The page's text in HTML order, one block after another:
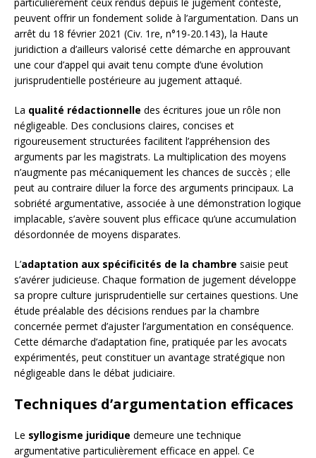
peuvent offrir un fondement solide à l’argumentation. Dans un
arrêt du 18 février 2021 (Civ. 1re, n°19-20.143), la Haute
juridiction a d’ailleurs valorisé cette démarche en approuvant
une cour d’appel qui avait tenu compte d’une évolution
jurisprudentielle postérieure au jugement attaqué.
La qualité rédactionnelle des écritures joue un rôle non
négligeable. Des conclusions claires, concises et
rigoureusement structurées facilitent l’appréhension des
arguments par les magistrats. La multiplication des moyens
n’augmente pas mécaniquement les chances de succès ; elle
peut au contraire diluer la force des arguments principaux. La
sobriété argumentative, associée à une démonstration logique
implacable, s’avère souvent plus efficace qu’une accumulation
désordonnée de moyens disparates.
L’adaptation aux spécificités de la chambre saisie peut
s’avérer judicieuse. Chaque formation de jugement développe
sa propre culture jurisprudentielle sur certaines questions. Une
étude préalable des décisions rendues par la chambre
concernée permet d’ajuster l’argumentation en conséquence.
Cette démarche d’adaptation fine, pratiquée par les avocats
expérimentés, peut constituer un avantage stratégique non
négligeable dans le débat judiciaire.
Techniques d’argumentation efficaces
Le syllogisme juridique demeure une technique
argumentative particulièrement efficace en appel. Ce